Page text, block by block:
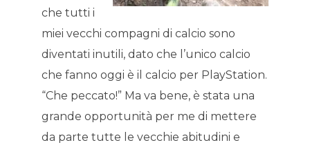
che tutti i
miei vecchi compagni di calcio sono
diventati inutili, dato che l’unico calcio
che fanno oggi è il calcio per PlayStation.
“Che peccato!” Ma va bene, è stata una
grande opportunità per me di mettere
da parte tutte le vecchie abitudini e